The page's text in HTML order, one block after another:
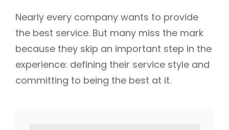
Nearly every company wants to provide
the best service. But many miss the mark
because they skip an important step in the
experience: defining their service style and
committing to being the best at it.